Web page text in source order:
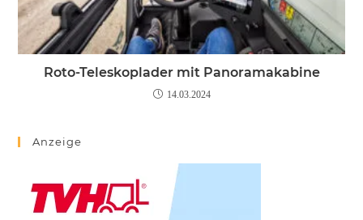
Roto-Teleskoplader mit Panoramakabine
14.03.2024
Anzeige